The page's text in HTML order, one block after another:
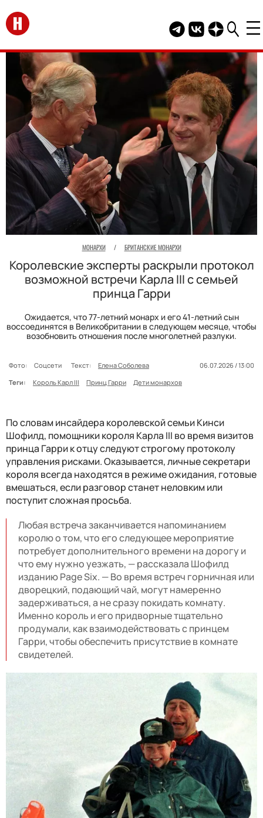
Перейти на главную
Telegram канал
Группа HELLO
Канал
МОНАРХИ / БРИТАНСКИЕ МОНАРХИ
Королевские эксперты раскрыли протокол
возможной встречи Карла III с семьей
принца Гарри
Ожидается, что 77-летний монарх и его 41-летний сын
воссоединятся в Великобритании в следующем месяце, чтобы
возобновить отношения после многолетней разлуки.
Фото: Соцсети Текст: Елена Соболева
06.07.2026 / 13:00
Теги:
Король Карл III Принц Гарри Дети монархов
По словам инсайдера королевской семьи Кинси
Шофилд, помощники короля Карла III во время визитов
принца Гарри к отцу следуют строгому протоколу
управления рисками. Оказывается, личные секретари
короля всегда находятся в режиме ожидания, готовые
вмешаться, если разговор станет неловким или
поступит сложная просьба.
Любая встреча заканчивается напоминанием
королю о том, что его следующее мероприятие
потребует дополнительного времени на дорогу и
что ему нужно уезжать, — рассказала Шофилд
изданию Page Six. — Во время встреч горничная или
дворецкий, подающий чай, могут намеренно
задерживаться, а не сразу покидать комнату.
Именно король и его придворные тщательно
продумали, как взаимодействовать с принцем
Гарри, чтобы обеспечить присутствие в комнате
свидетелей.